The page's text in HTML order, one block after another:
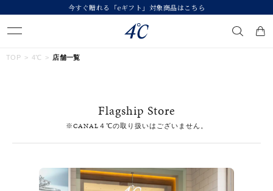
今すぐ贈れる「eギフト」対象商品はこちら
#ハーフエタニティリング
#エタニティ
#ダイヤモンド ネックレス
#eギフト
TOP 4℃ 店舗一覧
Flagship Store
※CANAL４℃の取り扱いはございません。